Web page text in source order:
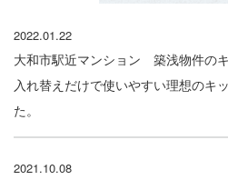
2022.01.22
大和市駅近マンション 築浅物件の
入れ替えだけで使いやすい理想のキ
た。
2021.10.08